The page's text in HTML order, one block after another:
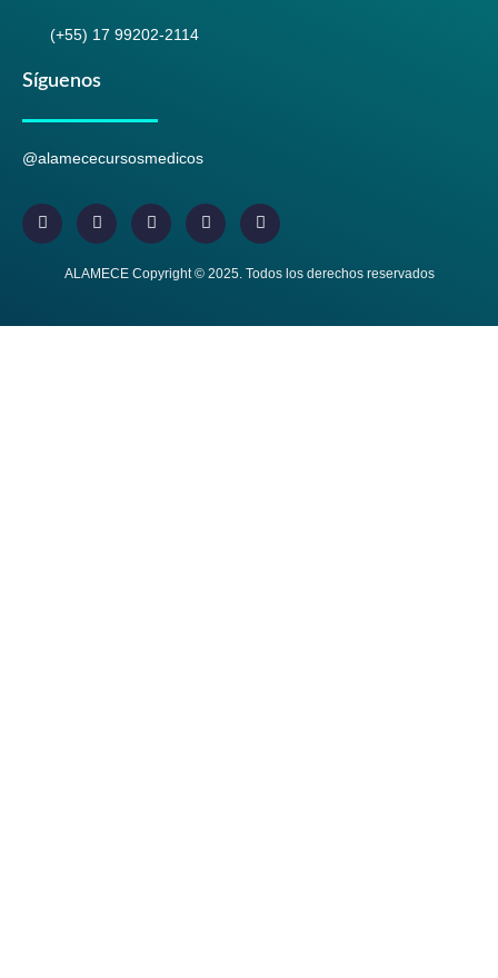
(+55) 17 99202-2114
Síguenos
@alamececursosmedicos
ALAMECE Copyright © 2025. Todos los derechos reservados